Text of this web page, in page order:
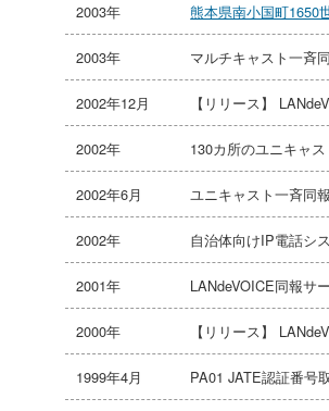
2003年 熊本県南小国町1650
2003年 マルチキャスト一斉
2002年12月 【リリース】
2002年 130カ所のユニキャ
2002年6月 ユニキャスト一斉同
2002年 自治体向けIP電話シ
2001年 LANdeVOICE同報サ
2000年 【リリース】
1999年4月 PA01 JATE認証番号